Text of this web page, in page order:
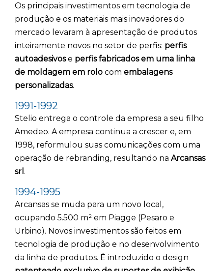
Os principais investimentos em tecnologia de
produção e os materiais mais inovadores do
mercado levaram à apresentação de produtos
inteiramente novos no setor de perfis: perfis
autoadesivose perfis fabricados em uma linha
de moldagem em rolo com embalagens
personalizadas.
1991-1992
Stelio entrega o controle da empresa a seu filho
Amedeo. A empresa continua a crescer e, em
1998, reformulou suas comunicações com uma
operação de rebranding, resultando na Arcansas
srl .
1994-1995
Arcansas se muda para um novo local,
ocupando 5.500 m² em Piagge (Pesaro e
Urbino). Novos investimentos são feitos em
tecnologia de produção e no desenvolvimento
da linha de produtos. É introduzido o design